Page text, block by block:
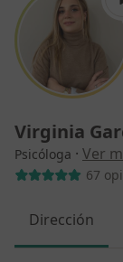
Virginia
Psicóloga · Ver
67
Dirección